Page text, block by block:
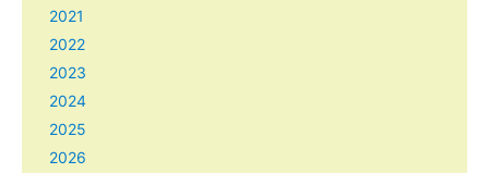
2021
2022
2023
2024
2025
2026